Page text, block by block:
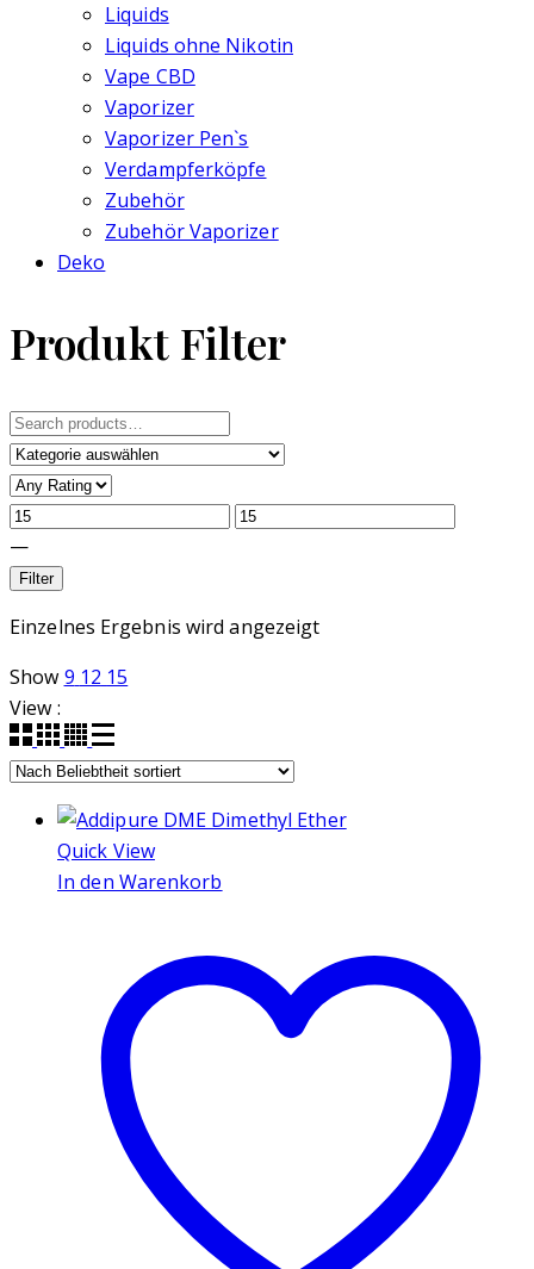
Liquids
Liquids ohne Nikotin
Vape CBD
Vaporizer
Vaporizer Pen`s
Verdampferköpfe
Zubehör
Zubehör Vaporizer
Deko
Produkt Filter
Search
for:
—
Filter
Einzelnes Ergebnis wird angezeigt
Show 9 12 15
View :
Quick View
In den Warenkorb